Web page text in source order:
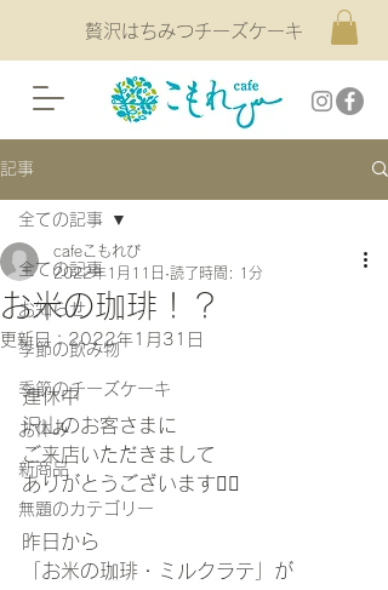
贅沢はちみつチーズケーキ
記事
全ての記事
お知らせ
季節の飲み物
季節のチーズケーキ
お休み
新商品
無題のカテゴリー
全ての記事
お米の珈琲！？
cafeこもれび
2022年1月11日 読了時間: 1分
更新日： 2022年1月31日
連休中
沢山のお客さまに
ご来店いただきまして
ありがとうございます🙇‍♀️
昨日から
「お米の珈琲・ミルクラテ」が